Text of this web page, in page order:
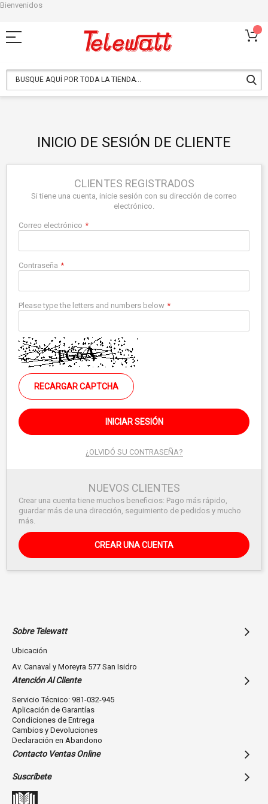
Bienvenidos
al
contenido
INICIO DE SESIÓN DE CLIENTE
CLIENTES REGISTRADOS
Si tiene una cuenta, inicie sesión con su dirección de correo
electrónico.
Correo electrónico
Contraseña
Please type the letters and numbers below
RECARGAR CAPTCHA
INICIAR SESIÓN
¿OLVIDÓ SU CONTRASEÑA?
NUEVOS CLIENTES
Crear una cuenta tiene muchos beneficios: Pago más rápido,
guardar más de una dirección, seguimiento de pedidos y mucho
más.
CREAR UNA CUENTA
Sobre Telewatt
Ubicación
Av. Canaval y Moreyra 577 San Isidro
Atención Al Cliente
Servicio Técnico: 981-032-945
Aplicación de Garantías
Condiciones de Entrega
Cambios y Devoluciones
Declaración en Abandono
Contacto Ventas Online
Suscríbete